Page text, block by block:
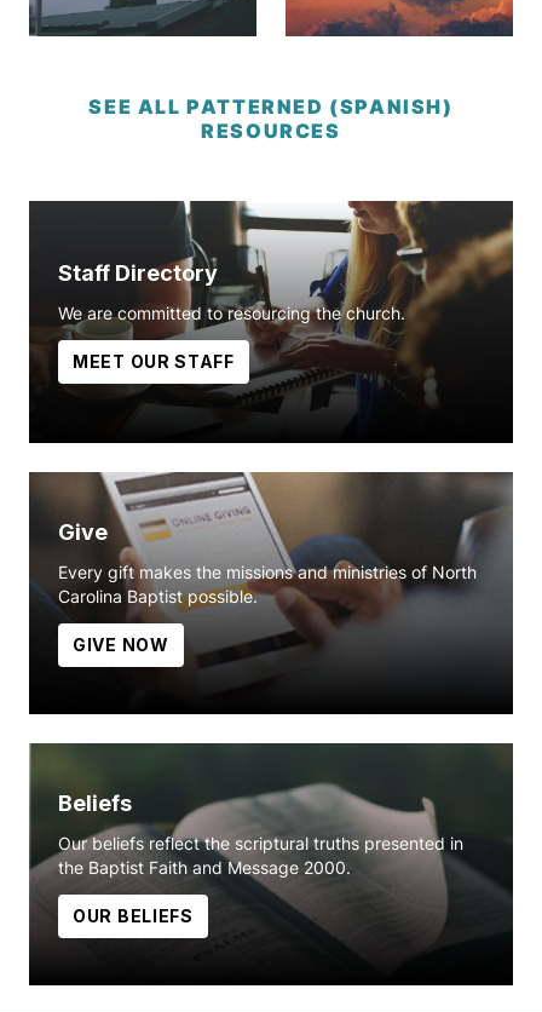
SEE ALL PATTERNED (SPANISH)
RESOURCES
Staff Directory
We are committed to resourcing the church.
MEET OUR STAFF
Give
Every gift makes the missions and ministries of North
Carolina Baptist possible.
GIVE NOW
Beliefs
Our beliefs reflect the scriptural truths presented in
the Baptist Faith and Message 2000.
OUR BELIEFS